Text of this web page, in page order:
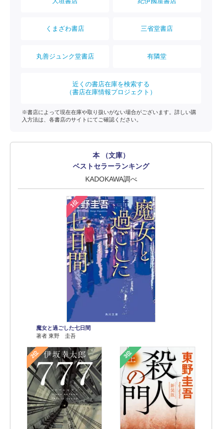
くまざわ書店 三省堂書店
丸善ジュンク堂書店 有隣堂
近くの書店在庫を検索する
（書店在庫情報プロジェクト）
※書店によって現在在庫や取り扱いがない場合がございます。詳しい購
入方法は、各書店のサイトにてご確認ください。
本 （文庫）
ベストセラーランキング
KADOKAWA調べ
1位
魔女と過ごした七日間
著者 東野 圭吾
2位 3位